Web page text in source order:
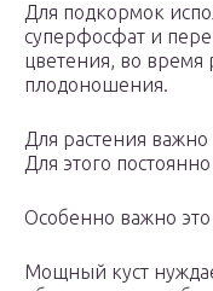
Для подкормок
суперфосфат и
цветения, во время
плодоношения.
Для растения
Для этого
Особенно важно
Мощный куст